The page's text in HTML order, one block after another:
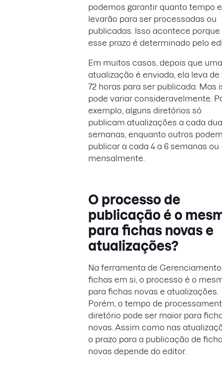
podemos garantir quanto tempo
levarão para ser processadas ou
publicadas. Isso acontece porque
esse prazo é determinado pelo
Em muitos casos, depois que uma
atualização é enviada, ela leva de
72 horas para ser publicada. Mas
pode variar consideravelmente.
exemplo, alguns diretórios só
publicam atualizações a cada
semanas, enquanto outros
publicar a cada 4 a 6 semanas ou
mensalmente.
O processo de
publicação é o
para fichas novas e
atualizações?
Na ferramenta de
fichas em si, o processo é o
para fichas novas e atualizações.
Porém, o tempo de
diretório pode ser maior para
novas. Assim como nas
o prazo para a publicação de
novas depende do editor.